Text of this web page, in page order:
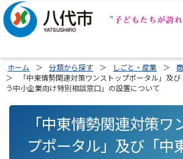
ホーム 分類から探す しごと・産業
「中東情勢関連対策ワンストップポータル」及
う中小企業向け特別相談窓口」の設置について
「中東情勢関連対策ワ
プポータル」及び「中